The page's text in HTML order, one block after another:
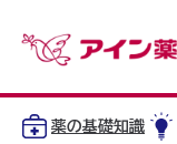
薬の基礎知識